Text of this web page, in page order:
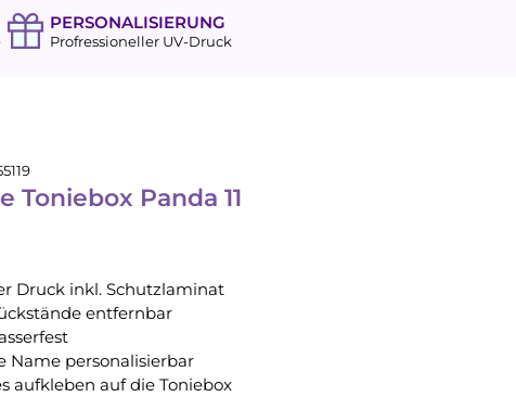
PERSONALISIERUNG
Profressioneller UV-Druck
Toniebox Panda 11
Druck inkl. Schutzlaminat
entfernbar
Name personalisierbar
aufkleben auf die Toniebox